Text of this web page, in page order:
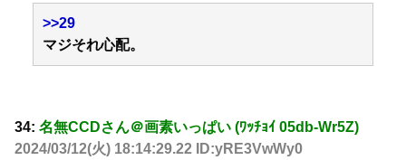
>>29
マジそれ心配。
34: 名無CCDさん＠画素いっぱい (ﾜｯﾁｮｲ 05db-Wr5Z)
2024/03/12(火) 18:14:29.22 ID:yRE3VwWy0